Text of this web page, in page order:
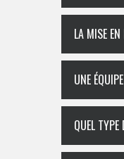
LA MISE
UNE
QUEL